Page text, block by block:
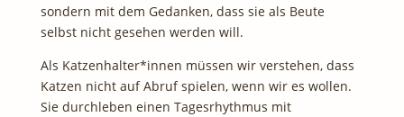
sondern mit dem Gedanken, dass sie als Beute
selbst nicht gesehen werden will.
Als Katzenhalter*innen müssen wir verstehen, dass
Katzen nicht auf Abruf spielen, wenn wir es wollen.
Sie durchleben einen Tagesrhythmus mit